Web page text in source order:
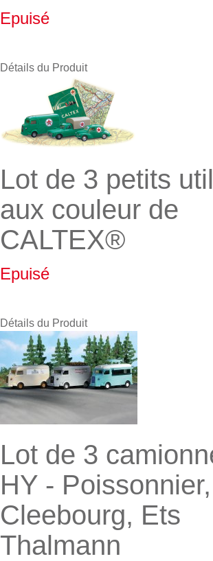
Epuisé
Détails du Produit
Lot de 3 petits
aux couleur de
CALTEX®
Epuisé
Détails du Produit
Lot de 3
HY - Poissonnier,
Cleebourg, Ets
Thalmann